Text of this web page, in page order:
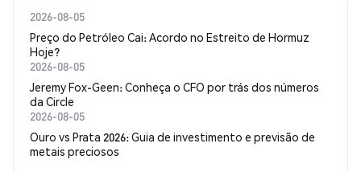
2026-08-05
Preço do Petróleo Cai: Acordo no Estreito de Hormuz
Hoje?
2026-08-05
Jeremy Fox-Geen: Conheça o CFO por trás dos números
da Circle
2026-08-05
Ouro vs Prata 2026: Guia de investimento e previsão de
metais preciosos